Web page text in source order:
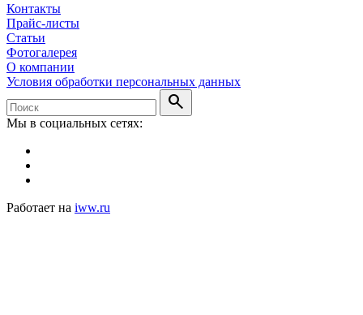
Контакты
Прайс-листы
Статьи
Фотогалерея
О компании
Условия обработки персональных данных
search
Мы в социальных сетях:
Работает на iww.ru